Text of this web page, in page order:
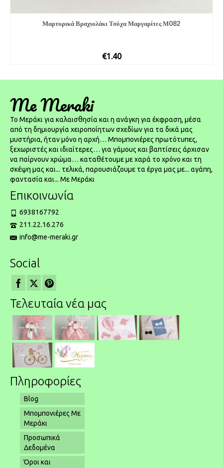
Μαρτυρικά Βραχιολάκι Τσόχα Μαργαρίτες Μ082
€1.40
Me Meraki
To Μεράκι για καλαισθησία και η ανάγκη για έκφραση, μέσα
από τη δημιουργία χειροποίητων σχεδίων για τα δικά μας
μυστήρια, ήταν μόνο η αρχή… Μπομπονιέρες πρωτότυπες,
ξεχωριστές και ιδιαίτερες… για γάμους και βαπτίσεις άρχισαν
να παίρνουν χρώμα… καταθέτουμε με χαρά το χρόνο και τη
σκέψη μας και... τελικά, παρουσιάζουμε τα έργα μας με... αγάπη,
φαντασία και... Με Μεράκι
Επικοινωνία
6938167792
211.22.16.276
info@me-meraki.gr
Social
Τελευταία νέα μας
Πληροφορίες
Blog
Μπομπονιέρες Με
Μεράκι
Προσωπικά
Δεδομένα
Όροι και